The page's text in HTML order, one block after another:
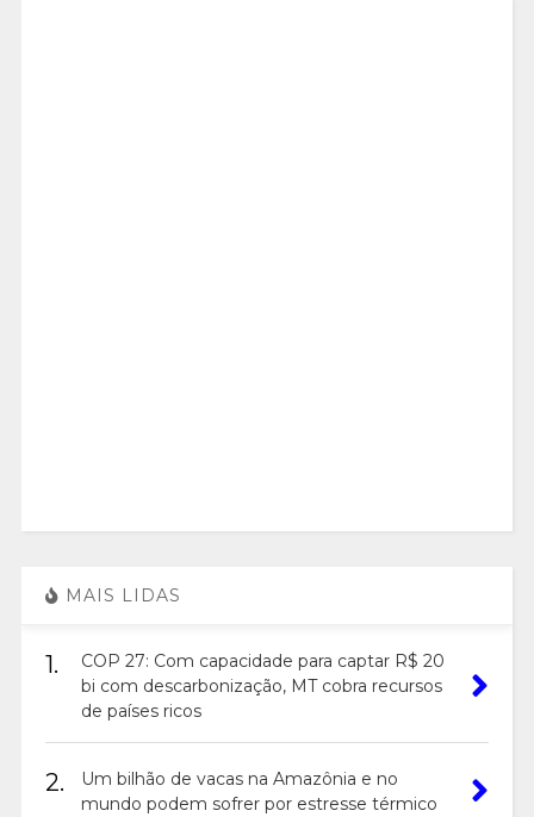
MAIS LIDAS
1.
COP 27: Com capacidade para captar R$ 20
bi com descarbonização, MT cobra recursos
de países ricos
2.
Um bilhão de vacas na Amazônia e no
mundo podem sofrer por estresse térmico